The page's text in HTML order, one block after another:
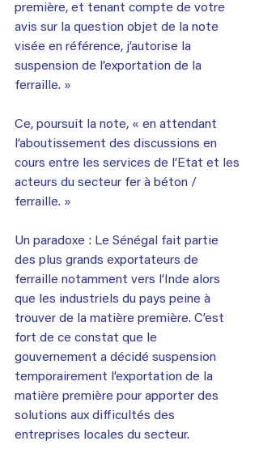
première, et tenant compte de votre
avis sur la question objet de la note
visée en référence, j’autorise la
suspension de l’exportation de la
ferraille. »
Ce, poursuit la note, « en attendant
l’aboutissement des discussions en
cours entre les services de l’Etat et les
acteurs du secteur fer à béton /
ferraille. »
Un paradoxe : Le Sénégal fait partie
des plus grands exportateurs de
ferraille notamment vers l’Inde alors
que les industriels du pays peine à
trouver de la matière première. C’est
fort de ce constat que le
gouvernement a décidé suspension
temporairement l’exportation de la
matière première pour apporter des
solutions aux difficultés des
entreprises locales du secteur.